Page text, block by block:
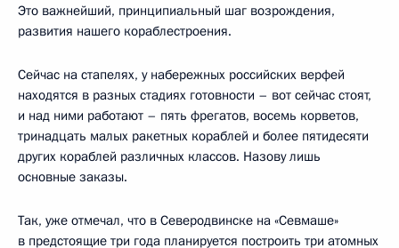
Это важнейший, принципиальный шаг возрождения,
развития нашего кораблестроения.
Сейчас на стапелях, у набережных российских верфей
находятся в разных стадиях готовности – вот сейчас стоят,
и над ними работают – пять фрегатов, восемь корветов,
тринадцать малых ракетных кораблей и более пятидесяти
других кораблей различных классов. Назову лишь
основные заказы.
Так, уже отмечал, что в Северодвинске на «Севмаше»
в предстоящие три года планируется построить три атомных